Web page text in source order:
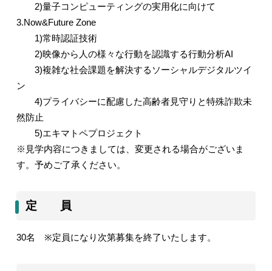
2)量子コンピューティングの実用化に向けて
3.Now&Future Zone
1)常時認証技術
2)映像から人の様々な行動を認識する行動分析AI
3)複雑な社会課題を解決するソーシャルデジタルツイ
ン
4)プライバシーに配慮した高齢者見守りと特殊詐欺未
然防止
5)エキマトペプロジェクト
※見学内容につきましては、変更される場合がございま
す。予めご了承ください。
定 員
30名 ※定員になり次第募集を終了いたします。